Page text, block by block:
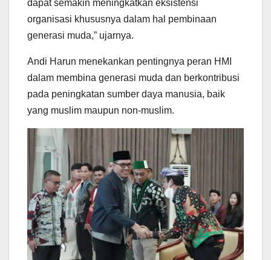
dapat semakin meningkatkan eksistensi
organisasi khususnya dalam hal pembinaan
generasi muda,” ujarnya.
Andi Harun menekankan pentingnya peran HMI
dalam membina generasi muda dan berkontribusi
pada peningkatan sumber daya manusia, baik
yang muslim maupun non-muslim.